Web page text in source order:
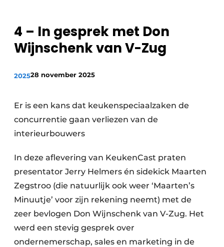
Video’s
4 – In gesprek met Don
Wijnschenk van V-Zug
202528 november 2025
Er is een kans dat keukenspeciaalzaken de
concurrentie gaan verliezen van de
interieurbouwers
In deze aflevering van KeukenCast praten
presentator Jerry Helmers én sidekick Maarten
Zegstroo (die natuurlijk ook weer ‘Maarten’s
Minuutje’ voor zijn rekening neemt) met de
zeer bevlogen Don Wijnschenk van V-Zug. Het
werd een stevig gesprek over
ondernemerschap, sales en marketing in de